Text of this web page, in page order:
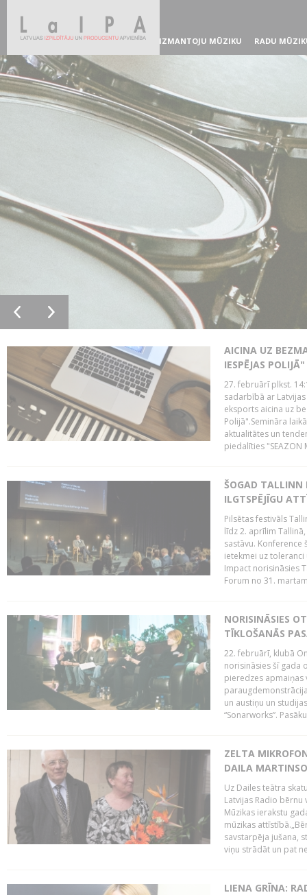
IZMANTOJU MŪZIKU RADU
AICINA UZ
IESPĒJAS POLIJĀ"
27. februārī plkst.
sadarbībā ar
eksports aicina uz
Polijā".Semināra
aktualitātes un
piedalīties "SEAZON
ŠOGAD TALLINN
ILGTSPĒJĪGU
Pilsētas festivāls
līdz 2. aprīlim
sastāvu.
ietekmei uz
Impact norisināsies
Forum no 31.
NORISINĀSIES
TĪKLOŠANĀS
22. februārī, klubā
norisināsies šī gada
pieredzes apmaiņas
un austiņu un
“Sonarworks”.
ZELTA
DAILA
Uz Dailes teātra
Latvijas Radio
Mūzikas ierakstu
mūzikas
savstarpēja jušana,
viņu strādāt un pat
LIENA GRĪNA: